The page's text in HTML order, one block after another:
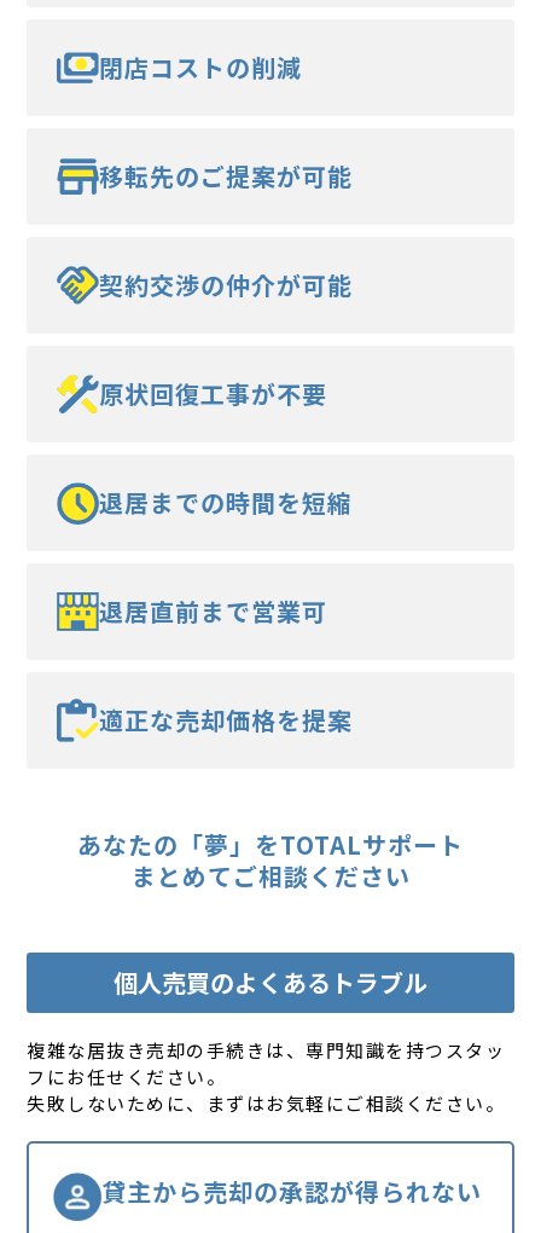
閉店コストの削減
移転先のご提案が可能
契約交渉の仲介が可能
原状回復工事が不要
退居までの時間を短縮
退居直前まで営業可
適正な売却価格を提案
あなたの「夢」をTOTALサポート
まとめてご相談ください
個人売買のよくあるトラブル
複雑な居抜き売却の手続きは、専門知識を持つスタッ
フにお任せください。
失敗しないために、まずはお気軽にご相談ください。
貸主から売却の承認が得られない